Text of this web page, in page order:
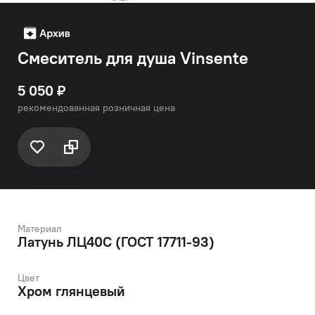
Смеситель для душа Vinsente
5 050 ₽
рекомендованная розничная цена
Материал
Латунь ЛЦ40C (ГОСТ 17711-93)
Цвет
Хром глянцевый